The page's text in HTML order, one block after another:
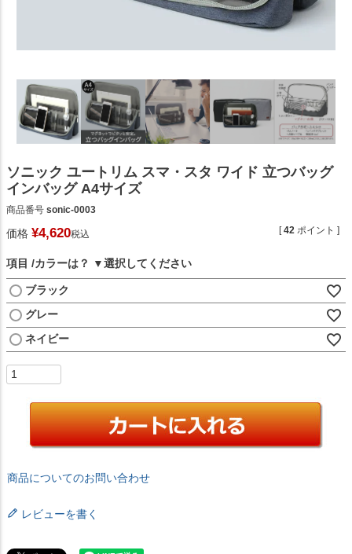
ソニック ユートリム スマ・スタ ワイド 立つバッグ
インバッグ A4サイズ
商品番号 sonic-0003
価格 ¥4,620税込 [42 ポイント ]
項目 カラーは？
ブラック
グレー
ネイビー
商品についてのお問い合わせ
レビューを書く